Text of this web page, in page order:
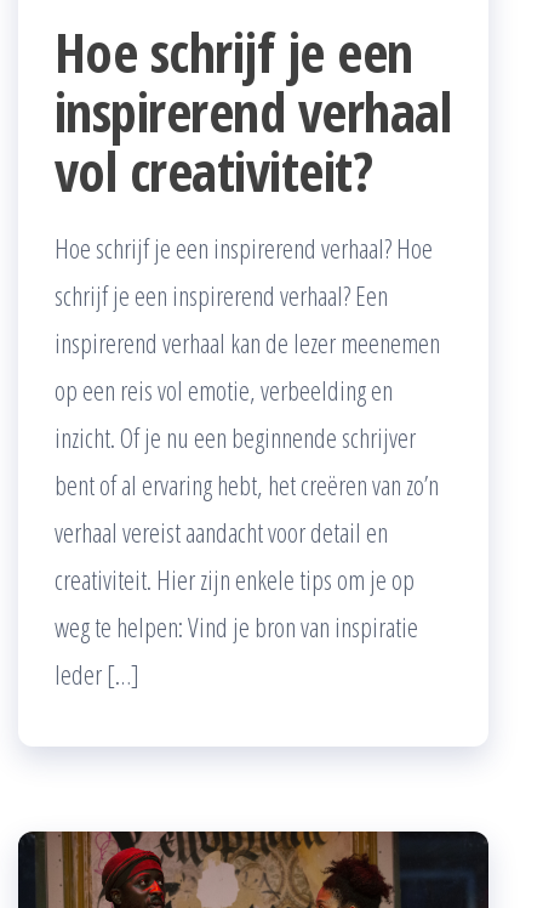
Hoe schrijf je een
inspirerend verhaal
vol creativiteit?
Hoe schrijf je een inspirerend verhaal? Hoe
schrijf je een inspirerend verhaal? Een
inspirerend verhaal kan de lezer meenemen
op een reis vol emotie, verbeelding en
inzicht. Of je nu een beginnende schrijver
bent of al ervaring hebt, het creëren van zo’n
verhaal vereist aandacht voor detail en
creativiteit. Hier zijn enkele tips om je op
weg te helpen: Vind je bron van inspiratie
Ieder […]